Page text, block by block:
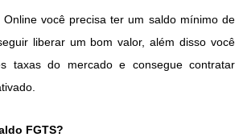
você precisa ter um saldo mínimo de
liberar um bom valor, além disso você
taxas do mercado e consegue contratar
FGTS?